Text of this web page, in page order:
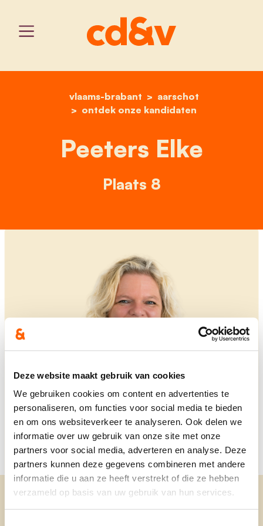
Deze website maakt gebruik van cookies
We gebruiken cookies om content en advertenties te
personaliseren, om functies voor social media te bieden
en om ons websiteverkeer te analyseren. Ook delen we
informatie over uw gebruik van onze site met onze
partners voor social media, adverteren en analyse. Deze
partners kunnen deze gegevens combineren met andere
informatie die u aan ze heeft verstrekt of die ze hebben
verzameld op basis van uw gebruik van hun services.
home
vlaams-brabant
aarschot
ontdek onze kandidaten
peeters elke
Peeters Elke
Plaats 8